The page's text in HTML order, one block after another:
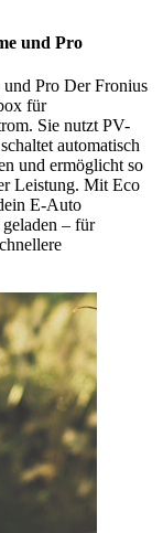
und Pro
Pro Der Fronius
für
Sie nutzt PV-
automatisch
und ermöglicht so
Leistung. Mit Eco
E-Auto
– für